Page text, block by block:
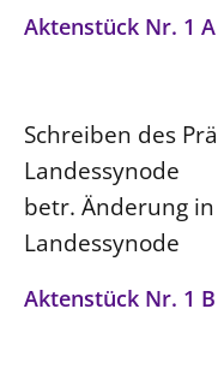
Aktenstück Nr. 1 A
Schreiben des
Landessynode
betr. Änderung
Landessynode
Aktenstück Nr. 1 B
LANDESSYNODE
Hintergrund
MITARBEIT
Ehrenamt
Freie Stellen